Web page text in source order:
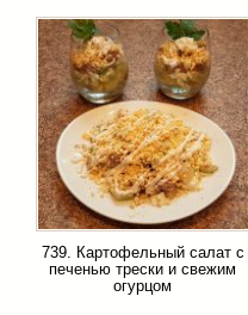
739. Картофельный салат с
печенью трески и свежим
огурцом